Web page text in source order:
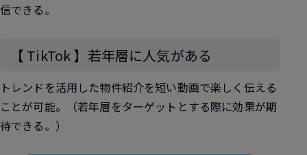
信できる。
【 TikTok 】若年層に人気がある
トレンドを活用した物件紹介を短い動画で楽しく伝える
ことが可能。（若年層をターゲットとする際に効果が期
待できる。）